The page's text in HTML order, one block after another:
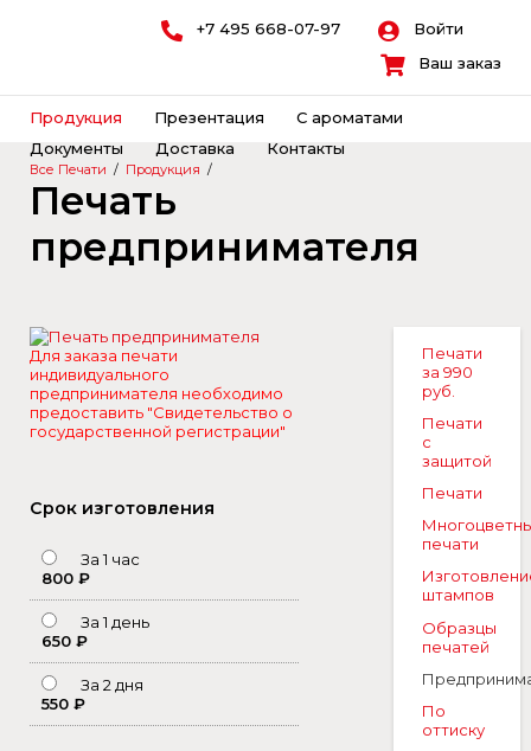
+7 495 668-07-97
Войти
Ваш заказ
Продукция Презентация
С ароматами
Документы
Доставка Контакты
Все Печати / Продукция /
Печать
предпринимателя
Для заказа печати
индивидуального
предпринимателя необходимо
предоставить "Свидетельство о
государственной регистрации"
Срок изготовления
За 1 час
800 ₽
За 1 день
650 ₽
За 2 дня
550 ₽
Печати
за 990
руб.
Печати
с
защитой
Печати
печати
штампов
Образцы
печатей
По
оттиску